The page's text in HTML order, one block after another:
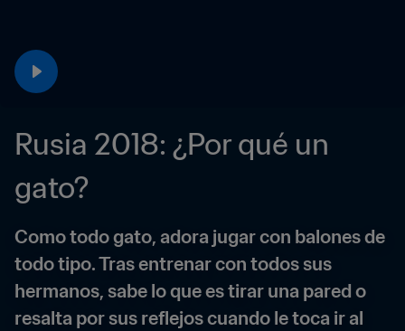
Rusia 2018: ¿Por qué un
gato?
Como todo gato, adora jugar con balones de
todo tipo. Tras entrenar con todos sus
hermanos, sabe lo que es tirar una pared o
resalta por sus reflejos cuando le toca ir al